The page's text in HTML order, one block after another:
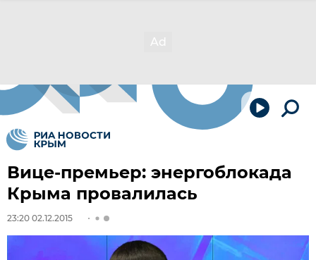
Вице-премьер: энергоблокада
Крыма провалилась
23:20 02.12.2015